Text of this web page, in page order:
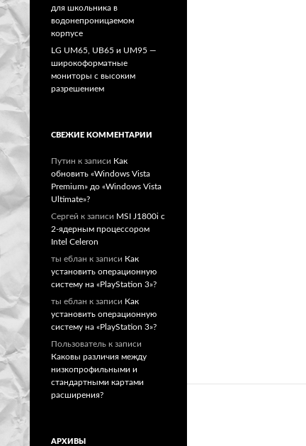
для школьника в
водонепроницаемом
корпусе
LG UM65, UB65 и UM95 —
широкоформатные
мониторы с высоким
разрешением
СВЕЖИЕ КОММЕНТАРИИ
Путин к записи Как
обновить «Windows Vista
Premium» до «Windows Vista
Ultimate»?
Сергей к записи MSI J1800i с
2-ядерным процессором
Intel Celeron
ты еблан к записи Как
установить операционную
систему на «PlayStation 3»?
ты еблан к записи Как
установить операционную
систему на «PlayStation 3»?
Пользователь к записи
Каковы различия между
низкопрофильными и
стандартными картами
расширения?
АРХИВЫ